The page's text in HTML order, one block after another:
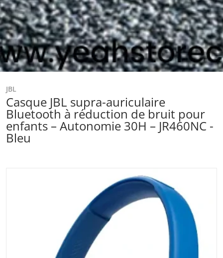
files/Captured_ecran2024-05-03154502.png
JBL
Casque JBL supra-auriculaire
Bluetooth à réduction de bruit pour
enfants – Autonomie 30H – JR460NC -
Bleu